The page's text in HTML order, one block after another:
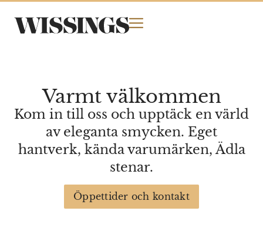
Varmt välkommen
Kom in till oss och upptäck en värld
av eleganta smycken. Eget
hantverk, kända varumärken, Ädla
stenar.
Öppettider och kontakt